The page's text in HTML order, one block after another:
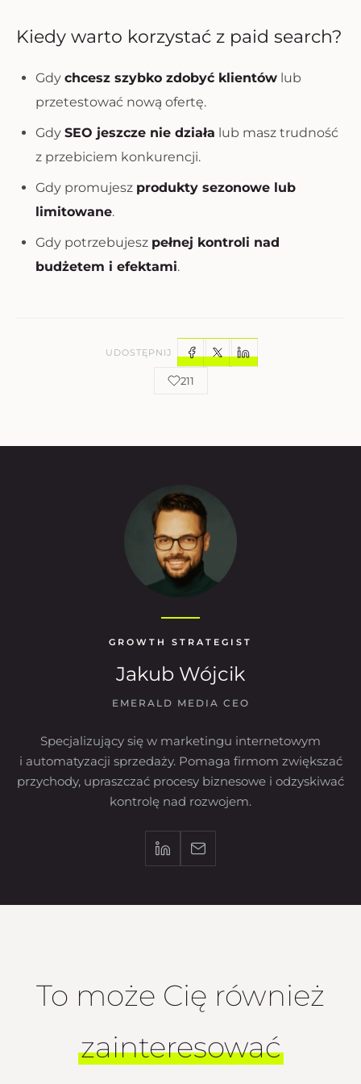
Kiedy warto korzystać z paid search?
Gdy chcesz szybko zdobyć klientów lub
przetestować nową ofertę.
Gdy SEO jeszcze nie działa lub masz trudność
z przebiciem konkurencji.
Gdy promujesz produkty sezonowe lub
limitowane.
Gdy potrzebujesz pełnej kontroli nad
budżetem i efektami.
UDOSTĘPNIJ
211
GROWTH STRATEGIST
Jakub Wójcik
EMERALD MEDIA CEO
Specjalizujący się w marketingu internetowym
i automatyzacji sprzedaży. Pomaga firmom zwiększać
przychody, upraszczać procesy biznesowe i odzyskiwać
kontrolę nad rozwojem.
To może Cię również
zainteresować